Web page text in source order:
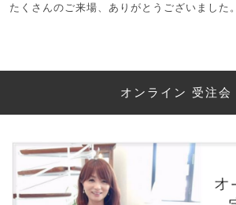
たくさんのご来場、ありがとうございました。
オンライン 受注会